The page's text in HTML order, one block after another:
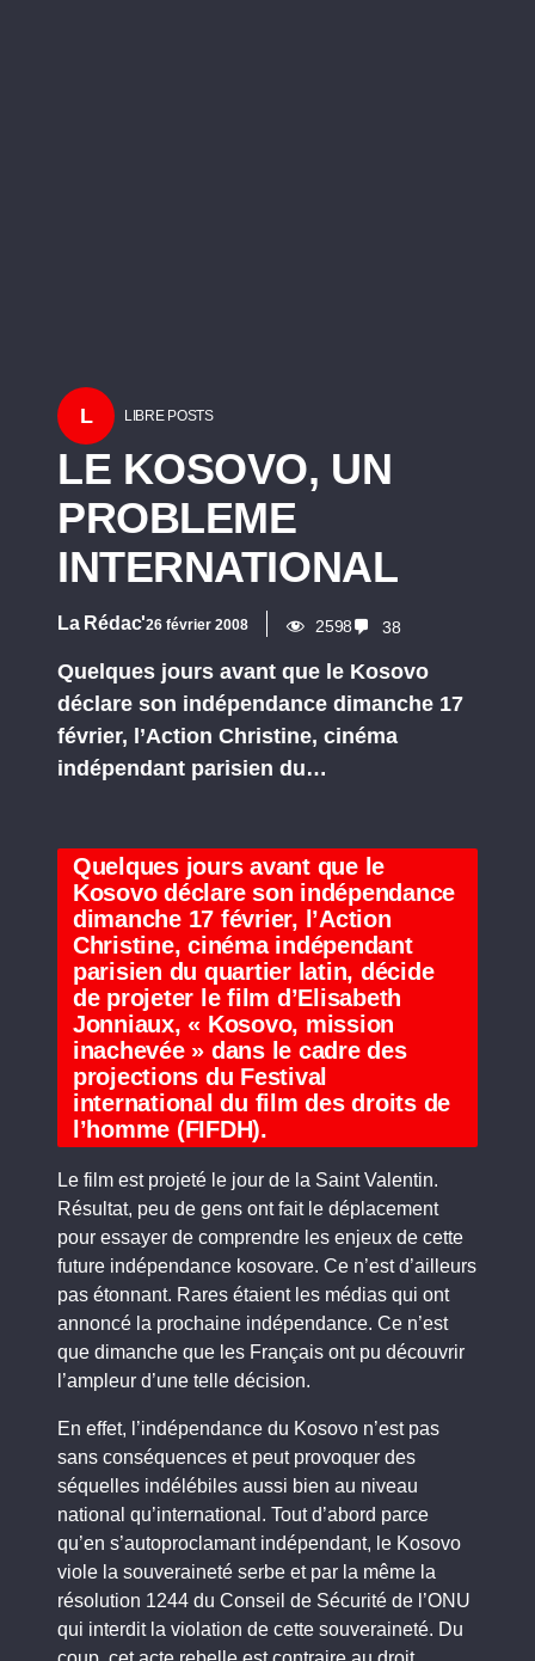
L LIBRE POSTS
LE KOSOVO, UN
PROBLEME
INTERNATIONAL
La Rédac'26 février 2008 2598 38
Quelques jours avant que le Kosovo
déclare son indépendance dimanche 17
février, l’Action Christine, cinéma
indépendant parisien du…
Quelques jours avant que le
Kosovo déclare son indépendance
dimanche 17 février, l’Action
Christine, cinéma indépendant
parisien du quartier latin, décide
de projeter le film d’Elisabeth
Jonniaux, « Kosovo, mission
inachevée » dans le cadre des
projections du Festival
international du film des droits de
l’homme (FIFDH).
Le film est projeté le jour de la Saint Valentin.
Résultat, peu de gens ont fait le déplacement
pour essayer de comprendre les enjeux de cette
future indépendance kosovare. Ce n’est d’ailleurs
pas étonnant. Rares étaient les médias qui ont
annoncé la prochaine indépendance. Ce n’est
que dimanche que les Français ont pu découvrir
l’ampleur d’une telle décision.
En effet, l’indépendance du Kosovo n’est pas
sans conséquences et peut provoquer des
séquelles indélébiles aussi bien au niveau
national qu’international. Tout d’abord parce
qu’en s’autoproclamant indépendant, le Kosovo
viole la souveraineté serbe et par la même la
résolution 1244 du Conseil de Sécurité de l’ONU
qui interdit la violation de cette souveraineté. Du